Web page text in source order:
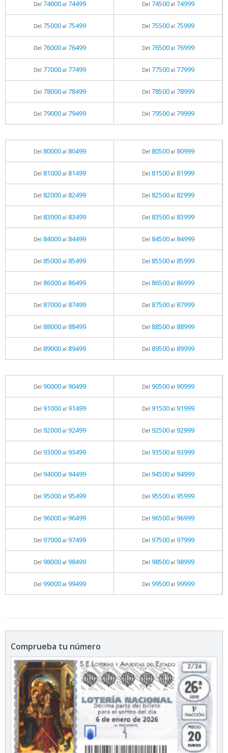
Del 74000al 74499 Del 74500al 74999
Del 75000al 75499 Del 75500al 75999
Del 76000al 76499 Del 76500al 76999
Del 77000al 77499 Del 77500al 77999
Del 78000al 78499 Del 78500al 78999
Del 79000al 79499 Del 79500al 79999
Del 80000al 80499 Del 80500al 80999
Del 81000al 81499 Del 81500al 81999
Del 82000al 82499 Del 82500al 82999
Del 83000al 83499 Del 83500al 83999
Del 84000al 84499 Del 84500al 84999
Del 85000al 85499 Del 85500al 85999
Del 86000al 86499 Del 86500al 86999
Del 87000al 87499 Del 87500al 87999
Del 88000al 88499 Del 88500al 88999
Del 89000al 89499 Del 89500al 89999
Del 90000al 90499 Del 90500al 90999
Del 91000al 91499 Del 91500al 91999
Del 92000al 92499 Del 92500al 92999
Del 93000al 93499 Del 93500al 93999
Del 94000al 94499 Del 94500al 94999
Del 95000al 95499 Del 95500al 95999
Del 96000al 96499 Del 96500al 96999
Del 97000al 97499 Del 97500al 97999
Del 98000al 98499 Del 98500al 98999
Del 99000al 99499 Del 99500al 99999
Comprueba tu número